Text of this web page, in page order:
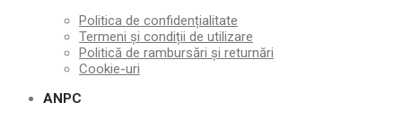
Politica de confidențialitate
Termeni și condiții de utilizare
Politică de rambursări și returnări
Cookie-uri
ANPC